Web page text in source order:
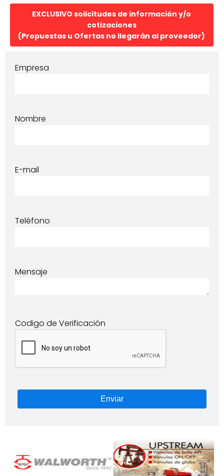
EXCLUSIVO solicitudes de información y/o
cotizaciones
(Propuestas u Ofertas no llegarán al proveedor)
Empresa
Nombre
E-mail
Teléfono
Mensaje
Codigo de Verificación
Enviar